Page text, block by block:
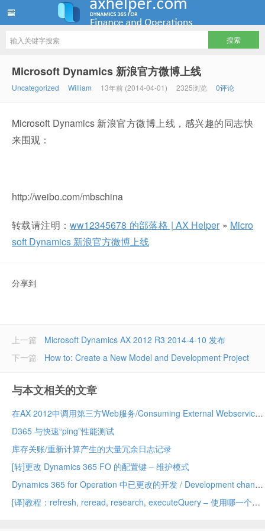
Microsoft Dynamics 新浪官方微博上线
Uncategorized William 13年前 (2014-04-01) 2325浏览 0评论
Microsoft Dynamics 新浪官方微博上线，感兴趣的同志快
来围观：
http://weibo.com/mbschina
转载请注明：ww12345678 的部落格 | AX Helper » Micro
soft Dynamics 新浪官方微博上线
分享到
上一篇
Microsoft Dynamics AX 2012 R3 2014-4-10 发布
How to: Create a New Model and Development Project
下一篇
与本文相关的文章
在AX 2012中调用第三方Web服务/Consuming External Webservices in AX 2012
D365 与快速“ping”性能测试
库存关账/重新计算产生的大量冗余日志记录
[转]更改 Dynamics 365 FO 的配置键 – 维护模式
Dynamics 365 for Operation 中已更改的开发 / Development changed in Dynamics 365 for Operation
[译]教程：refresh, reread, research, executeQuery – 使用哪一个？